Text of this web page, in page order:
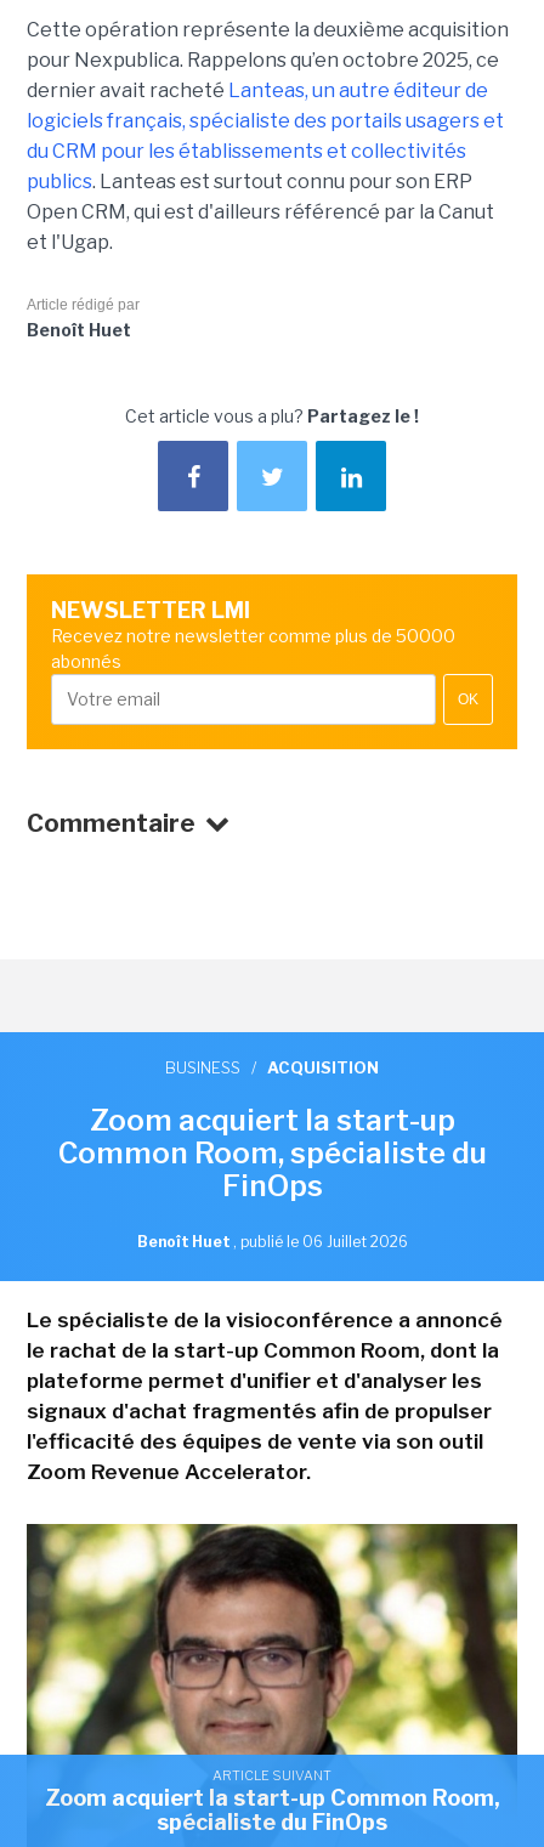
Cette opération représente la deuxième acquisition
pour Nexpublica. Rappelons qu’en octobre 2025, ce
dernier avait racheté Lanteas, un autre éditeur de
logiciels français, spécialiste des portails usagers et
du CRM pour les établissements et collectivités
publics. Lanteas est surtout connu pour son ERP
Open CRM, qui est d'ailleurs référencé par la Canut
et l'Ugap.
Article rédigé par
Benoît Huet
Cet article vous a plu? Partagez le !
NEWSLETTER LMI
Recevez notre newsletter comme plus de 50000
abonnés
OK
Commentaire
ARTICLE SUIVANT
Zoom acquiert la start-up Common Room,
spécialiste du FinOps
BUSINESS / ACQUISITION
Zoom acquiert la start-up
Common Room, spécialiste du
FinOps
Benoît Huet , publié le 06 Juillet 2026
Le spécialiste de la visioconférence a annoncé
le rachat de la start-up Common Room, dont la
plateforme permet d'unifier et d'analyser les
signaux d'achat fragmentés afin de propulser
l'efficacité des équipes de vente via son outil
Zoom Revenue Accelerator.